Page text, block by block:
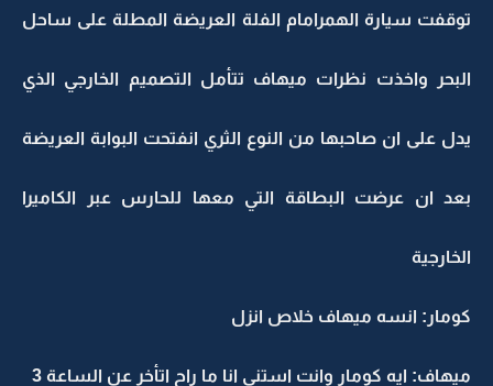
توقفت سيارة الهمرامام الفلة العريضة المطلة على ساحل
البحر واخذت نظرات ميهاف تتأمل التصميم الخارجي الذي
يدل على ان صاحبها من النوع الثري انفتحت البوابة العريضة
بعد ان عرضت البطاقة التي معها للحارس عبر الكاميرا
الخارجية
كومار: انسه ميهاف خلاص انزل
ميهاف: ايه كومار وانت استنى انا ما راح اتأخر عن الساعة 3